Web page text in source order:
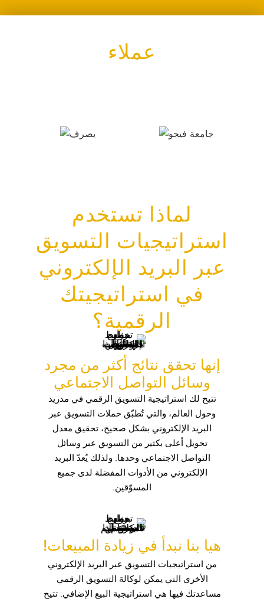
عملاء
لماذا تستخدم
استراتيجيات التسويق
عبر البريد الإلكتروني
في استراتيجيتك
الرقمية؟
إنها تحقق نتائج أكثر من مجرد
وسائل التواصل الاجتماعي
تتيح لك استراتيجية التسويق الرقمي في مدريد
وحول العالم، والتي تُطبّق حملات التسويق عبر
البريد الإلكتروني بشكل صحيح، تحقيق معدل
تحويل أعلى بكثير من التسويق عبر وسائل
التواصل الاجتماعي وحدها. ولذلك يُعدّ البريد
الإلكتروني من الأدوات المفضلة لدى جميع
المسوّقين.
هيا بنا نبدأ في زيادة المبيعات!
من استراتيجيات التسويق عبر البريد الإلكتروني
الأخرى التي يمكن لوكالة التسويق الرقمي
مساعدتك فيها هي استراتيجية البيع الإضافي. تتيح